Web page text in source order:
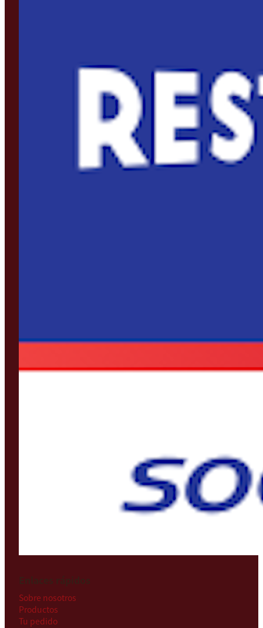
Sobre nosotros
Productos
Tu pedido